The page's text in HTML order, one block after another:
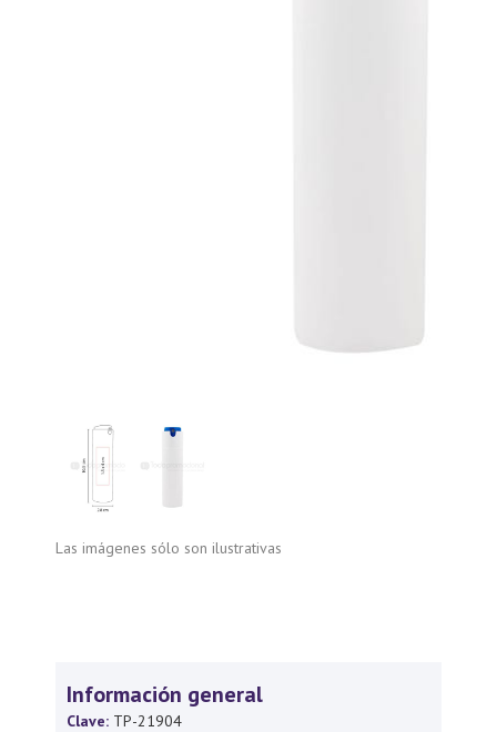
Las imágenes sólo son ilustrativas
Información general
Clave: TP-21904